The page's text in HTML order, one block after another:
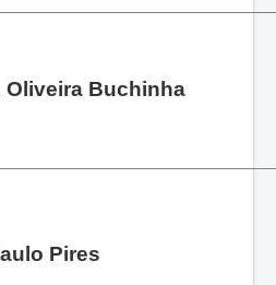
Oliveira Buchinha
Pires